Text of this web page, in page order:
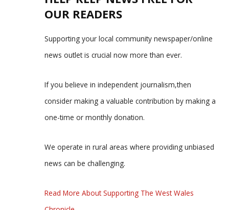
OUR READERS
Supporting your local community newspaper/online
news outlet is crucial now more than ever.
If you believe in independent journalism,then
consider making a valuable contribution by making a
one-time or monthly donation.
We operate in rural areas where providing unbiased
news can be challenging.
Read More About Supporting The West Wales